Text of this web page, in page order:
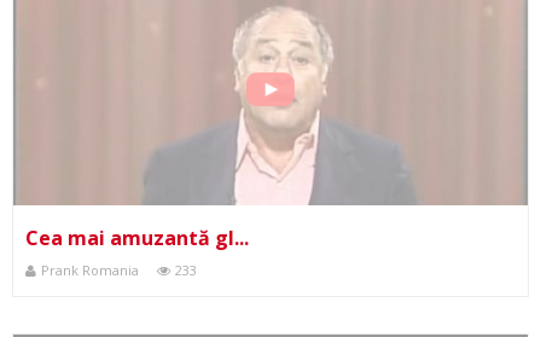
Cea mai amuzantă gl...
Prank Romania 233